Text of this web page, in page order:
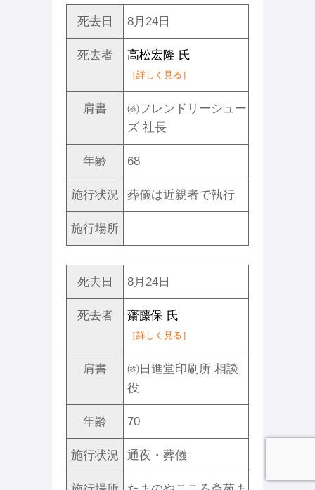
死去日 8月24日
死去者 高松宏隆 氏
［詳しく見る］
肩書
㈱フレンドリーシュー
ズ 社長
年齢 68
施行状況 葬儀は近親者で執行
施行場所
死去日 8月24日
死去者 齋藤保 氏
［詳しく見る］
肩書
㈱日進堂印刷所 相談
役
年齢 70
施行状況 通夜・葬儀